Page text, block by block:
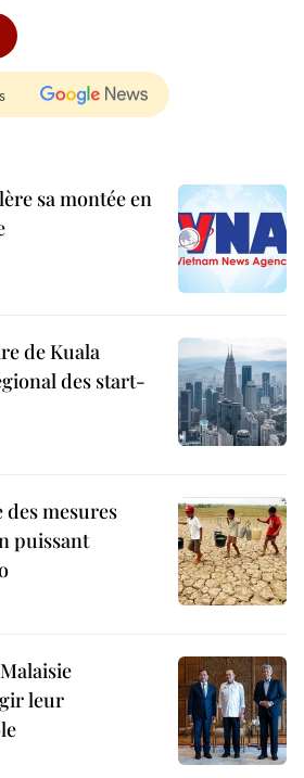
sa montée en
de Kuala
des start-
mesures
puissant
leur